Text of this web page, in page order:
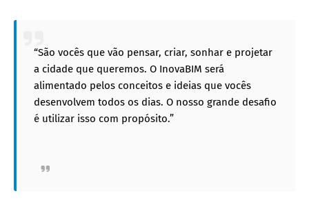
“São vocês que vão pensar, criar, sonhar e projetar
a cidade que queremos. O InovaBIM será
alimentado pelos conceitos e ideias que vocês
desenvolvem todos os dias. O nosso grande desafio
é utilizar isso com propósito.”